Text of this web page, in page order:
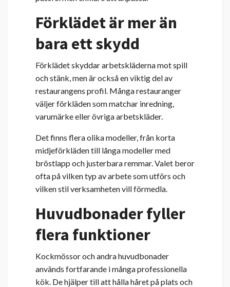
Förklädet är mer än
bara ett skydd
Förklädet skyddar arbetskläderna mot spill
och stänk, men är också en viktig del av
restaurangens profil. Många restauranger
väljer förkläden som matchar inredning,
varumärke eller övriga arbetskläder.
Det finns flera olika modeller, från korta
midjeförkläden till långa modeller med
bröstlapp och justerbara remmar. Valet beror
ofta på vilken typ av arbete som utförs och
vilken stil verksamheten vill förmedla.
Huvudbonader fyller
flera funktioner
Kockmössor och andra huvudbonader
används fortfarande i många professionella
kök. De hjälper till att hålla håret på plats och